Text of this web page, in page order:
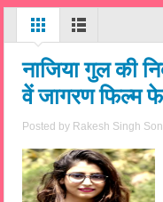
नाजिया गुल की
वें जागरण फिल्म
Posted by Rakesh Singh